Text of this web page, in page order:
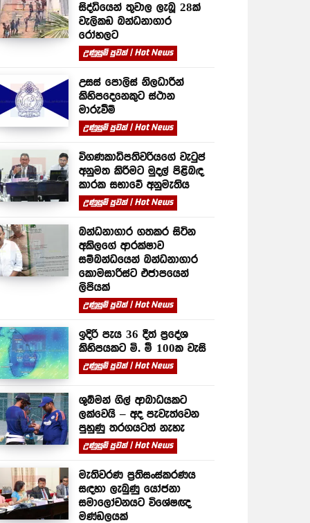
සිද්ධියෙන් තුවාල ලැබූ 28ක්
වැලිකඩ බන්ධනාගාර
රෝහලට
උණුසුම් පුවත් | Hot News
උසස් පොලිස් නිලධාරීන්
කිහිපදෙනෙකුට ස්ථාන
මාරුවීම්
උණුසුම් පුවත් | Hot News
විගණකාධිපතිවරියගේ වැටුප්
අනුමත කිරීමට මුදල් පිළිබඳ
කාරක සභාවේ අනුමැතිය
උණුසුම් පුවත් | Hot News
බන්ධනාගාර ගතකර සිටින
අකිලගේ ආරක්ෂාව
සම්බන්ධයෙන් බන්ධනාගාර
කොමසාරිස්ට එජාපයෙන්
ලිපියක්
උණුසුම් පුවත් | Hot News
ඉදිරි පැය 36 දීත් ප්‍රදේශ
කිහිපයකට මි. මී 100ක වැසි
උණුසුම් පුවත් | Hot News
ශුබ්මන් ගිල් ආබාධයකට
ලක්වෙයි – අද පැවැත්වෙන
පුහුණු තරගයටත් නැහැ
උණුසුම් පුවත් | Hot News
මැතිවරණ ප්‍රතිසංස්කරණය
සඳහා ලැබුණු යෝජනා
සමාලෝචනයට විශේෂඥ
මණ්ඩලයක්